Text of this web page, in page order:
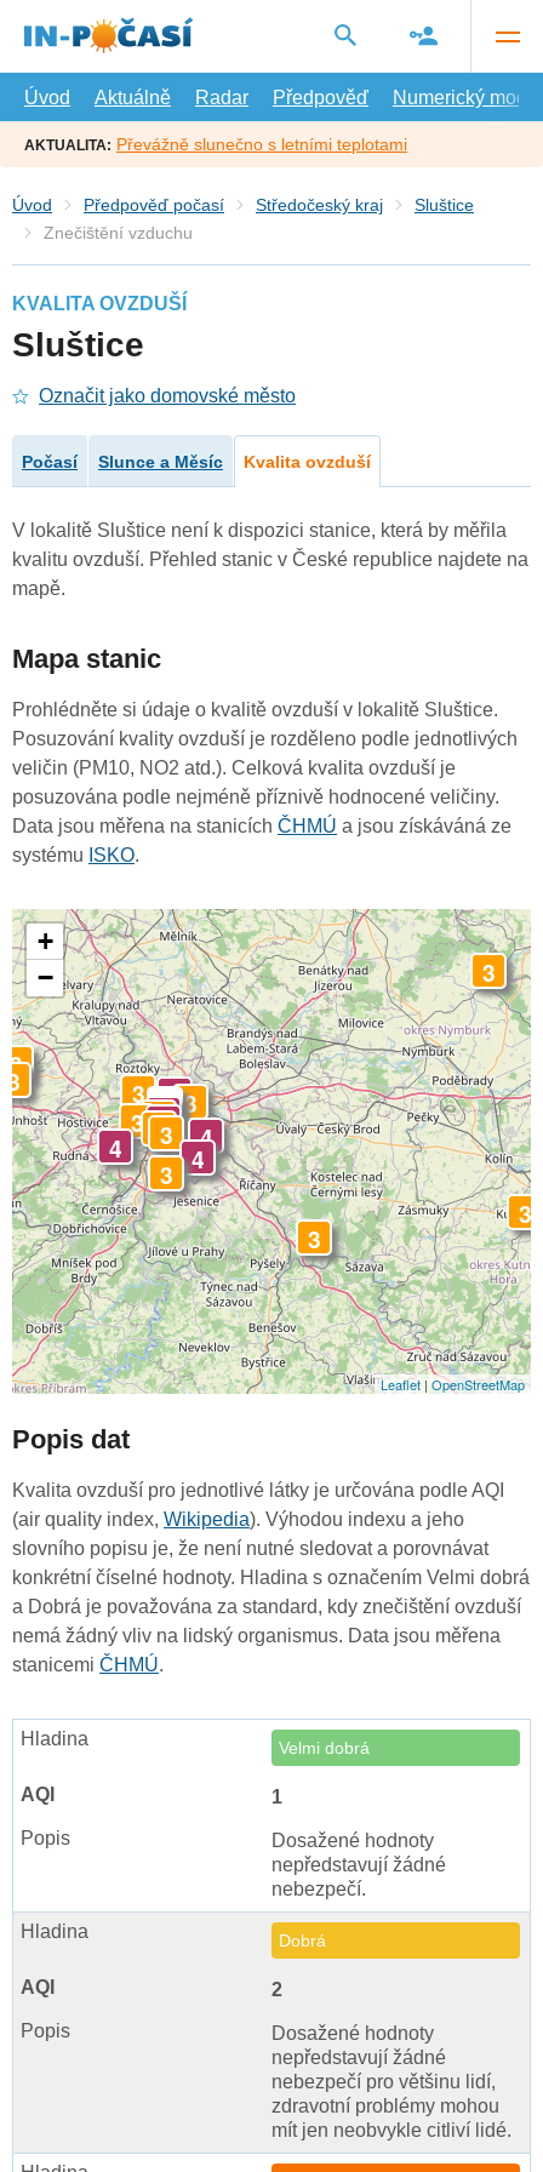
hlavní
Úvod
Aktuálně Radar Předpověď Numerický model
AKTUALITA: Převážně slunečno s letními teplotami
Úvod Předpověď počasí Středočeský kraj
Sluštice
Znečištění vzduchu
KVALITA OVZDUŠÍ
Sluštice
Označit jako domovské město
Počasí Slunce a Měsíc Kvalita ovzduší
V lokalitě Sluštice není k dispozici stanice, která by měřila
kvalitu ovzduší. Přehled stanic v České republice najdete na
mapě.
Mapa stanic
Prohlédněte si údaje o kvalitě ovzduší v lokalitě Sluštice.
Posuzování kvality ovzduší je rozděleno podle jednotlivých
veličin (PM10, NO2 atd.). Celková kvalita ovzduší je
posuzována podle nejméně příznivě hodnocené veličiny.
Data jsou měřena na stanicích ČHMÚ a jsou získáváná ze
systému ISKO.
3
3
4
4
-
3
3
4
3 4
4
33 4
3
3
3
3
3
+
−
Leaflet | OpenStreetMap
Popis dat
Kvalita ovzduší pro jednotlivé látky je určována podle AQI
(air quality index, Wikipedia). Výhodou indexu a jeho
slovního popisu je, že není nutné sledovat a porovnávat
konkrétní číselné hodnoty. Hladina s označením Velmi dobrá
a Dobrá je považována za standard, kdy znečištění ovzduší
nemá žádný vliv na lidský organismus. Data jsou měřena
stanicemi ČHMÚ.
Velmi dobrá
1
Dosažené hodnoty
nepředstavují žádné
nebezpečí.
Dobrá
2
Dosažené hodnoty
nepředstavují žádné
nebezpečí pro většinu lidí,
zdravotní problémy mohou
mít jen neobvykle citliví lidé.